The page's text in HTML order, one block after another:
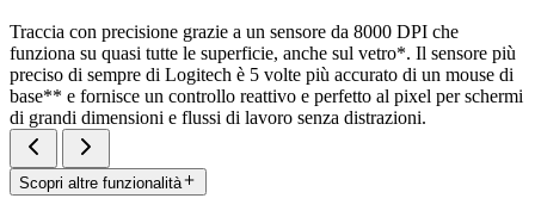
Traccia con precisione grazie a un sensore da 8000 DPI che
funziona su quasi tutte le superficie, anche sul vetro*. Il sensore più
preciso di sempre di Logitech è 5 volte più accurato di un mouse di
base** e fornisce un controllo reattivo e perfetto al pixel per schermi
di grandi dimensioni e flussi di lavoro senza distrazioni.
Scopri altre funzionalità